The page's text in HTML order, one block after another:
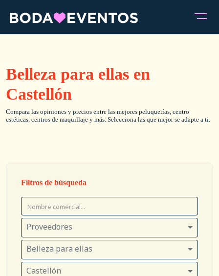
Belleza para ellas en
Castellón
Compara las opiniones y precios entre las mejores peluquerías, centro
estéticas, centros de maquillaje y más. Selecciona las que mejor se adapte a ti.
Filtros de búsqueda
Proveedores
Belleza para ellas
Castellón